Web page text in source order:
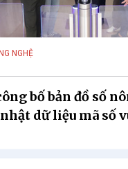
NGHỆ
bố bản đồ số
dữ liệu mã số